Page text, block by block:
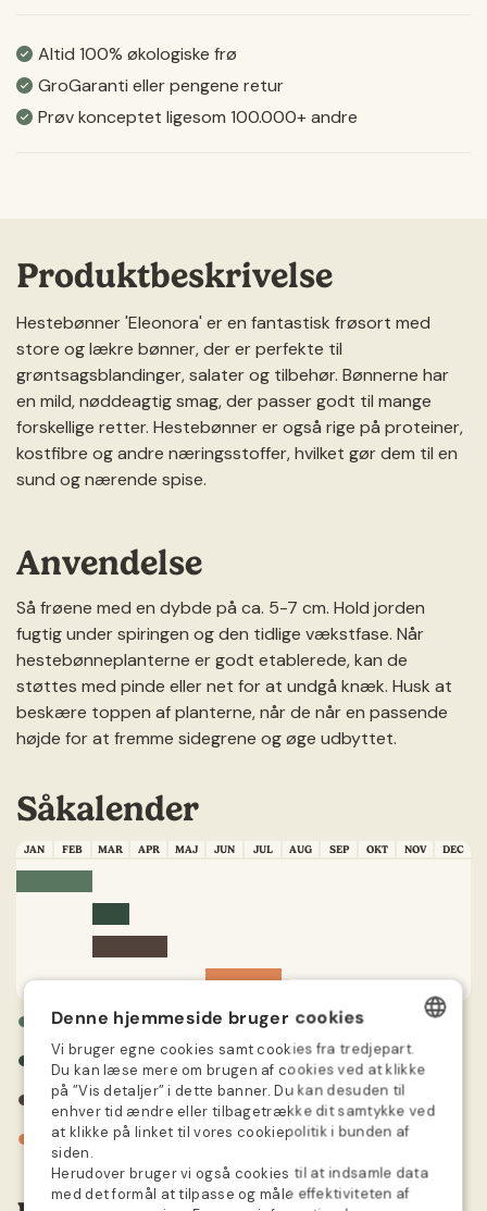
Altid 100% økologiske frø
GroGaranti eller pengene retur
Prøv konceptet ligesom 100.000+ andre
Produktbeskrivelse
Hestebønner 'Eleonora' er en fantastisk frøsort med
store og lækre bønner, der er perfekte til
grøntsagsblandinger, salater og tilbehør. Bønnerne har
en mild, nøddeagtig smag, der passer godt til mange
forskellige retter. Hestebønner er også rige på proteiner,
kostfibre og andre næringsstoffer, hvilket gør dem til en
sund og nærende spise.
Anvendelse
Så frøene med en dybde på ca. 5-7 cm. Hold jorden
fugtig under spiringen og den tidlige vækstfase. Når
hestebønneplanterne er godt etablerede, kan de
støttes med pinde eller net for at undgå knæk. Husk at
beskære toppen af planterne, når de når en passende
højde for at fremme sidegrene og øge udbyttet.
Såkalender
JAN FEB MAR APR MAJ JUN JUL AUG SEP OKT NOV DEC
● Forspiring
● Omplantning
● Plantning
● Høstes
DANISH
GERMAN
SWEDISH
NORWEGIAN
Denne hjemmeside bruger cookies
Vi bruger egne cookies samt cookies fra tredjepart.
Du kan læse mere om brugen af cookies ved at klikke
på ”Vis detaljer” i dette banner. Du kan desuden til
enhver tid ændre eller tilbagetrække dit samtykke ved
at klikke på linket til vores cookiepolitik i bunden af
siden.
Herudover bruger vi også cookies til at indsamle data
med det formål at tilpasse og måle effektiviteten af